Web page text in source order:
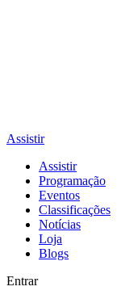
Assistir
Assistir
Programação
Eventos
Classificações
Notícias
Loja
Blogs
Entrar